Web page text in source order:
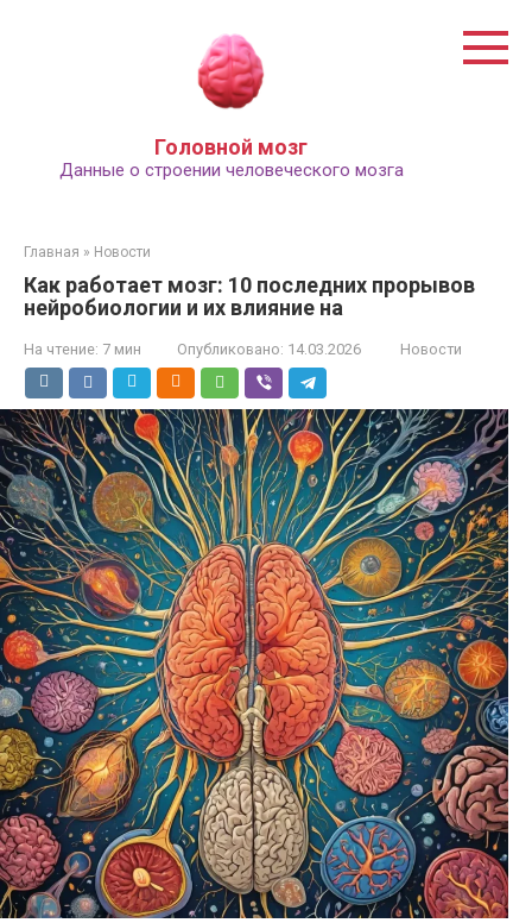
Головной мозг
Данные о строении человеческого мозга
Главная » Новости
Как работает мозг: 10 последних прорывов
нейробиологии и их влияние на
На чтение: 7 мин Опубликовано: 14.03.2026 Новости